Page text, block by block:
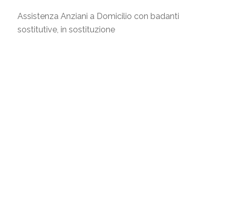
Assistenza Anziani a Domicilio con badanti
sostitutive, in sostituzione